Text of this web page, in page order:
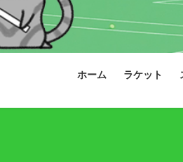
ホーム ラケット